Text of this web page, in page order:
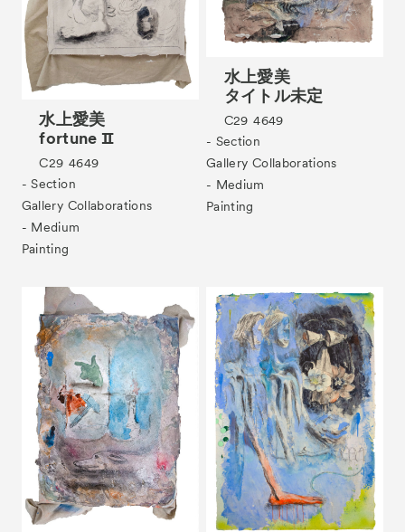
Tickets
水上愛美
fortune Ⅱ
C29 4649
- Section
Gallery Collaborations
- Medium
Painting
水上愛美
タイトル未定
C29 4649
- Section
Gallery Collaborations
- Medium
Painting